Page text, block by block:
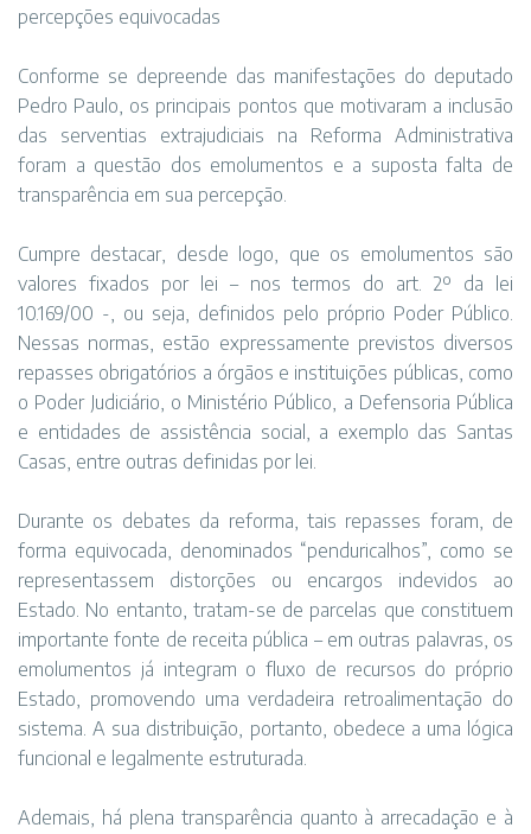
percepções equivocadas
Conforme se depreende das manifestações do deputado
Pedro Paulo, os principais pontos que motivaram a inclusão
das serventias extrajudiciais na Reforma Administrativa
foram a questão dos emolumentos e a suposta falta de
transparência em sua percepção.
Cumpre destacar, desde logo, que os emolumentos são
valores fixados por lei – nos termos do art. 2º da lei
10.169/00 -, ou seja, definidos pelo próprio Poder Público.
Nessas normas, estão expressamente previstos diversos
repasses obrigatórios a órgãos e instituições públicas, como
o Poder Judiciário, o Ministério Público, a Defensoria Pública
e entidades de assistência social, a exemplo das Santas
Casas, entre outras definidas por lei.
Durante os debates da reforma, tais repasses foram, de
forma equivocada, denominados “penduricalhos”, como se
representassem distorções ou encargos indevidos ao
Estado. No entanto, tratam-se de parcelas que constituem
importante fonte de receita pública – em outras palavras, os
emolumentos já integram o fluxo de recursos do próprio
Estado, promovendo uma verdadeira retroalimentação do
sistema. A sua distribuição, portanto, obedece a uma lógica
funcional e legalmente estruturada.
Ademais, há plena transparência quanto à arrecadação e à